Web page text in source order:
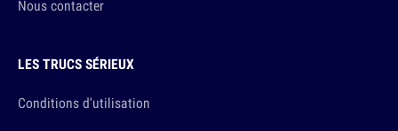
Nous contacter
LES TRUCS SÉRIEUX
Conditions d'utilisation